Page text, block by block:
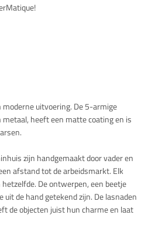
uitvoering. De 5-armige
heeft een matte coating en is
zijn handgemaakt door vader en
afstand tot de arbeidsmarkt. Elk
De ontwerpen, een beetje
de hand getekend zijn. De lasnaden
de objecten juist hun charme en laat